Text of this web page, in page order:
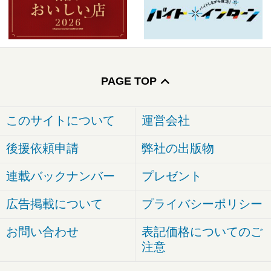
PAGE TOP
このサイトについて 運営会社
後援依頼申請 弊社の出版物
連載バックナンバー プレゼント
広告掲載について プライバシーポリシー
お問い合わせ
表記価格についてのご
注意